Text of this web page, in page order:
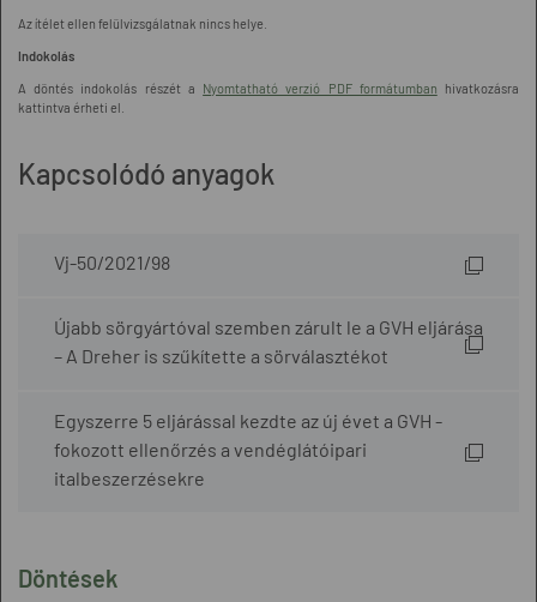
Döntések
Az ítélet ellen felülvizsgálatnak nincs helye.
Indokolás
A döntés indokolás részét a Nyomtatható verzió PDF formátumban hivatkozásra
kattintva érheti el.
Kapcsolódó anyagok
Vj-50/2021/98
Újabb sörgyártóval szemben zárult le a GVH eljárása
– A Dreher is szűkítette a sörválasztékot
Egyszerre 5 eljárással kezdte az új évet a GVH -
fokozott ellenőrzés a vendéglátóipari
italbeszerzésekre